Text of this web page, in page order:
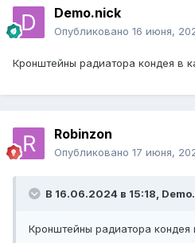
Demo.nick
Опубликовано 16 июня,
Кронштейны радиатора кондея в
Robinzon
Опубликовано 17 июня,
В 16.06.2024 в 15:18,
Кронштейны радиатора кондея